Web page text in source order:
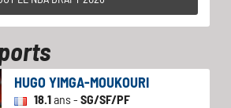
HUGO YIMGA-MOUKOURI
18.1ans -SG/SF/PF